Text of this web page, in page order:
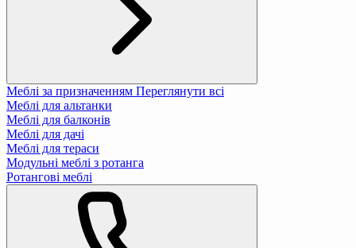
Меблі за призначенням Переглянути всі
Меблі для альтанки
Меблі для балконів
Меблі для дачі
Меблі для тераси
Модульні меблі з ротанга
Ротангові меблі